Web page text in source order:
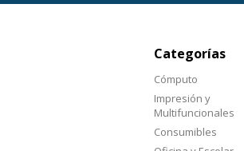
Categorías
Cómputo
Impresión y
Multifuncionales
Consumibles